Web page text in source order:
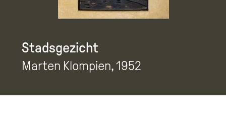
Stadsgezicht
Marten Klompien, 1952